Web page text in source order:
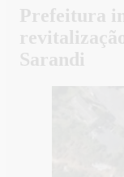
Prefeitura
Sarandi